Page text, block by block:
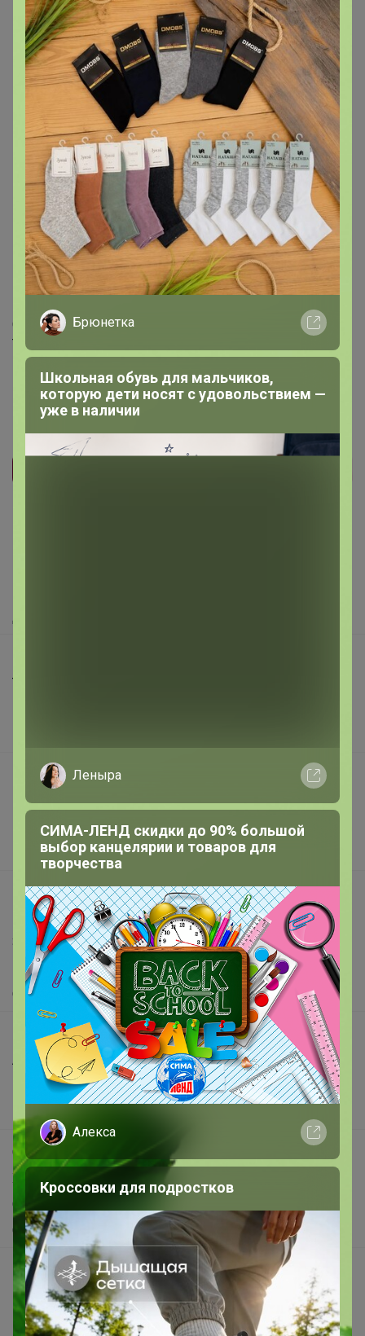
2 1 1
1
1 1
1 1 1
1
Подпись
С уважением к Вам и вашему бизнесу,
Татьяна
Торговые марки
Подарочные сертификаты
Реклама на сайте
Поставщикам
Вакансии
support@24-ok.ru
Написать в поддержку
Защита покупателя
Помощь
О нас
Все предложения
Анонсы
Новости
Самое выгодное
Хиты продаж
Самое желанное
Самое быстрое
Начать зарабатывать с 24-ok
Picabox.ru - Лучшее место для ваших изображений
Розыгрыш - Генератор случайных чисел
Брюнетка
Школьная обувь для мальчиков,
которую дети носят с удовольствием —
уже в наличии
Леныра
СИМА-ЛЕНД скидки до 90% большой
выбор канцелярии и товаров для
творчества
Алекса
Кроссовки для подростков